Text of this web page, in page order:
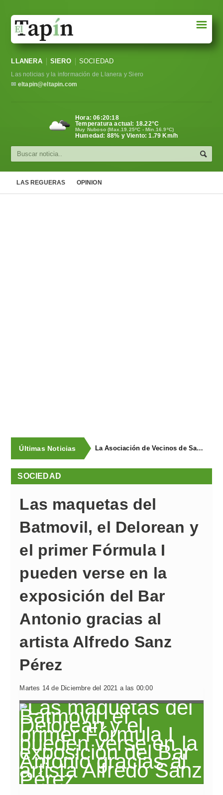
Sociedad
Política
Cultura
☰
LLANERA SIERO SOCIEDAD
Las noticias y la información de Llanera y Siero
✉ eltapin@eltapin.com
Hora:06:20:18
Temperatura actual: 18.22°C
Muy Nuboso (Max.19.25ºC - Min.16.9ºC)
Humedad: 88% y Viento: 1.79 Km/h
LAS REGUERAS OPINION
Últimas Noticias La Asociación de Vecinos de Santa Cruz descubrió los Covarones
SOCIEDAD
Las maquetas del
Batmovil, el Delorean y
el primer Fórmula I
pueden verse en la
exposición del Bar
Antonio gracias al
artista Alfredo Sanz
Pérez
Martes 14 de Diciembre del 2021 a las 00:00